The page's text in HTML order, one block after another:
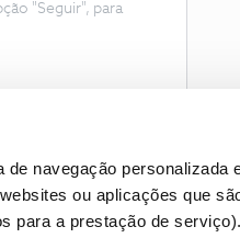
navegação personalizada
ou aplicações que
para a prestação de serviço).
"Seguir", para